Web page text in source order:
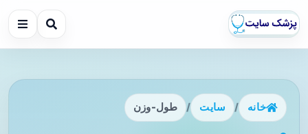
خانه / سایت / طول-وزن